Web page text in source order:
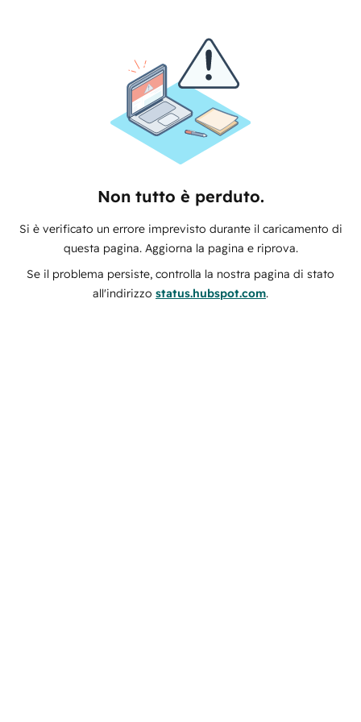
Non tutto è perduto.
Si è verificato un errore imprevisto durante il caricamento di
questa pagina. Aggiorna la pagina e riprova.
Se il problema persiste, controlla la nostra pagina di stato
all'indirizzo status.hubspot.com.